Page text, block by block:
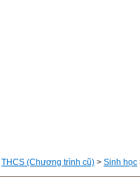
THCS (Chương trình cũ) > Sinh học